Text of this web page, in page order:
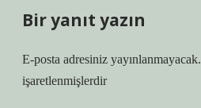
Bir yanıt yazın
E-posta adresiniz yayınlanmayacak.
işaretlenmişlerdir